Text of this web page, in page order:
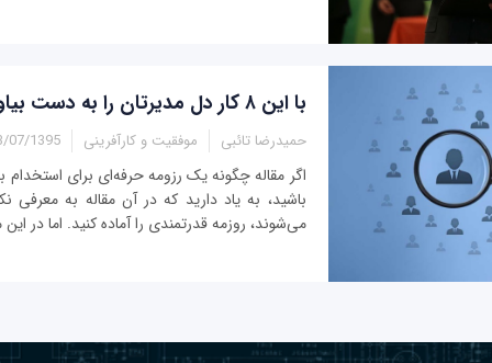
با این ۸ کار دل مدیرتان را به دست بیاورید!
حمیدرضا تائبی موفقیت و کارآفرینی 1395 - 09:30
اگر مقاله چگونه یک رزومه‌ حرفه‌ای برای استخدام
باشید، به یاد دارید که در آن مقاله به معرفی
می‌شوند، روزمه قدرتمندی را آماده کنید. اما در این